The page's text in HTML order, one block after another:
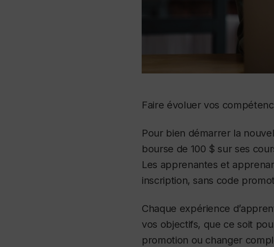
Faire évoluer vos
Pour bien démarrer la
bourse de 100 $ sur ses
Les apprenantes et
inscription, sans code
Chaque expérience
vos objectifs, que ce soit
promotion ou changer